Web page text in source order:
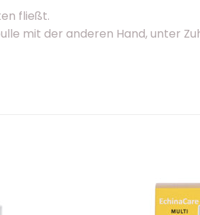
fließt.
mit der anderen Hand, unter